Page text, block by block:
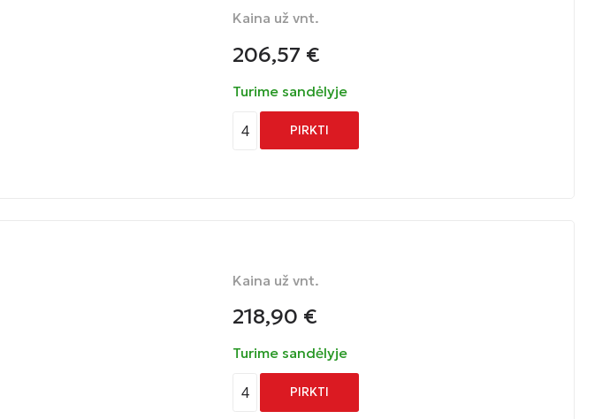
Kaina už vnt.
206,57 €
Turime sandėlyje
4 PIRKTI
Kaina už vnt.
218,90 €
Turime sandėlyje
4 PIRKTI